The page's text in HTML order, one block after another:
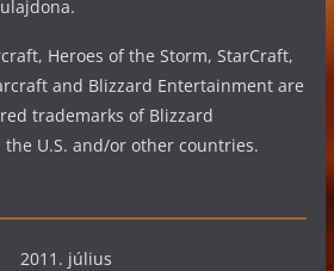
Heroes of the Storm, StarCraft,
and Blizzard Entertainment are
trademarks of Blizzard
U.S. and/or other countries.
2011. július